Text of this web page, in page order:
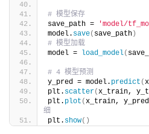
# 模型保存
save_path =
'model/
model. save( save_path)
# 模型加载
model = load_model(
# 4 模型预测
y_pred = model. predict (
plt. scatter(x_train,
plt. plot (x_train,
细
plt. show()